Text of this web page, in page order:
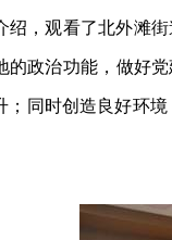
绍，观看了北外滩
的政治功能，做好
；同时创造良好环